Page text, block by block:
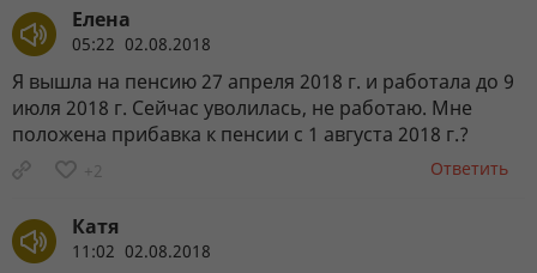
Елена
05:22 02.08.2018
Я вышла на пенсию 27 апреля 2018 г. и работала до 9
июля 2018 г. Сейчас уволилась, не работаю. Мне
положена прибавка к пенсии с 1 августа 2018 г.?
+2 Ответить
Катя
11:02 02.08.2018